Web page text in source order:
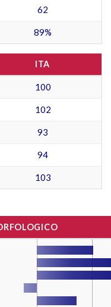
62
89%
ITA
100
102
93
94
103